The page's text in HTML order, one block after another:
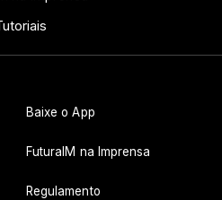
Baixe o App
FuturaIM na Imprensa
Regulamento